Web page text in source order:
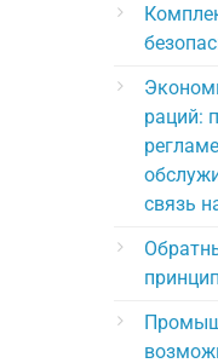
раций:
связь